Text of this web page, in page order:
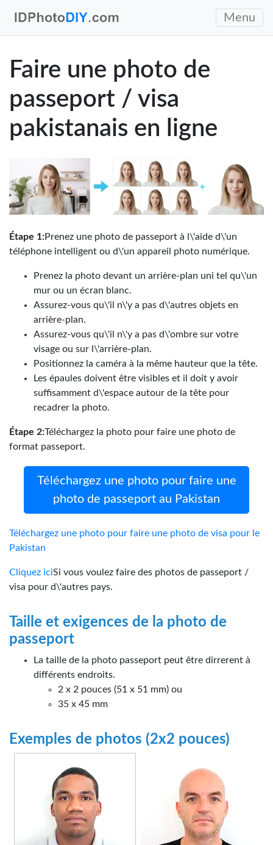
Menu
Faire une photo de
passeport / visa
pakistanais en ligne
Étape 1:Prenez une photo de passeport à l\'aide d\'un
téléphone intelligent ou d\'un appareil photo numérique.
Prenez la photo devant un arrière-plan uni tel qu\'un
mur ou un écran blanc.
Assurez-vous qu\'il n\'y a pas d\'autres objets en
arrière-plan.
Assurez-vous qu\'il n\'y a pas d\'ombre sur votre
visage ou sur l\'arrière-plan.
Positionnez la caméra à la même hauteur que la tête.
Les épaules doivent être visibles et il doit y avoir
suffisamment d\'espace autour de la tête pour
recadrer la photo.
Étape 2:Téléchargez la photo pour faire une photo de
format passeport.
Téléchargez une photo pour faire une
photo de passeport au Pakistan
Téléchargez une photo pour faire une photo de visa pour le
Pakistan
Cliquez iciSi vous voulez faire des photos de passeport /
visa pour d\'autres pays.
Taille et exigences de la photo de
passeport
La taille de la photo passeport peut être dirrerent à
différents endroits.
2 x 2 pouces (51 x 51 mm) ou
35 x 45 mm
Exemples de photos (2x2 pouces)